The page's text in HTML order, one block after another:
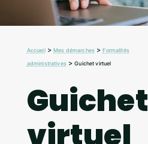
Accueil>Mes démarches >Formalités
administratives>Guichet virtuel
Guichet
virtuel